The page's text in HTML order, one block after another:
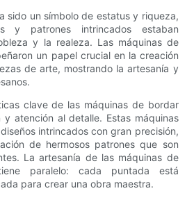
sido un símbolo de estatus y riqueza,
y patrones intrincados estaban
y la realeza. Las máquinas de
un papel crucial en la creación
de arte, mostrando la artesanía y
clave de las máquinas de bordar
y atención al detalle. Estas máquinas
intrincados con gran precisión,
de hermosos patrones que son
La artesanía de las máquinas de
paralelo: cada puntada está
para crear una obra maestra.